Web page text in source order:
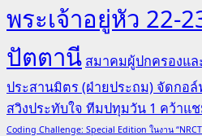
พระเจ้าอยู่หัว 22-
ปัตตานี สมาคมผู้ปกครองแล
ประสานมิตร (ฝ่ายประถม) จัดกอ
สวิงประทับใจ ทีมปทุมวัน 1 คว้าแ
Coding Challenge: Special Edition ในงาน